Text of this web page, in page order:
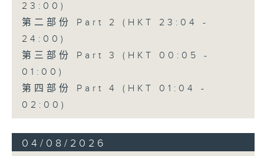
23:00)
第二部份 Part 2 (HKT 23:04 -
24:00)
第三部份 Part 3 (HKT 00:05 -
01:00)
第四部份 Part 4 (HKT 01:04 -
02:00)
04/08/2026